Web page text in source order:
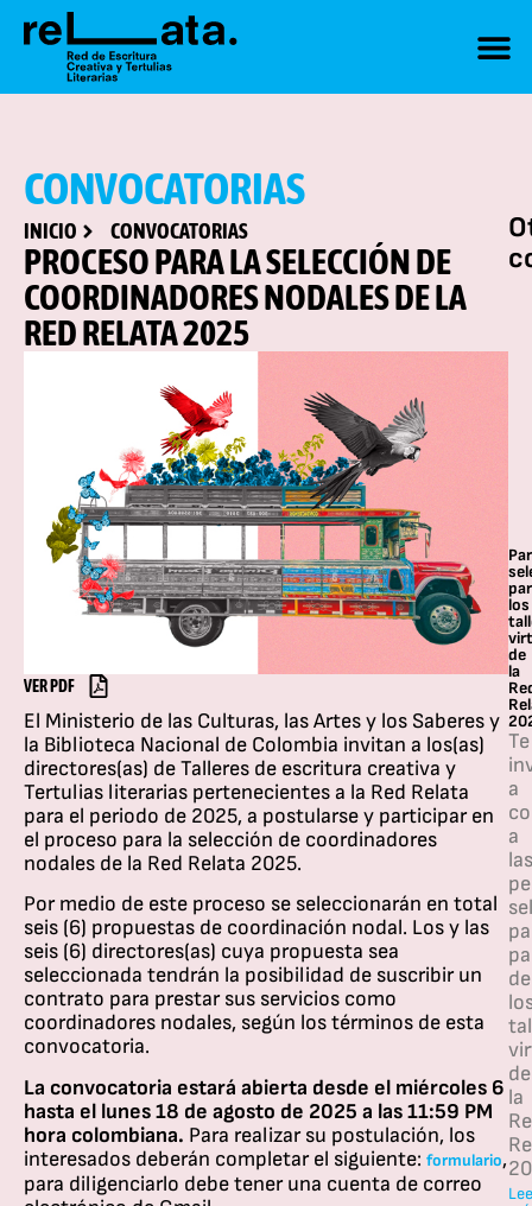
CONVOCATORIAS
INICIO CONVOCATORIAS
PROCESO PARA LA SELECCIÓN DE
COORDINADORES NODALES DE LA
RED RELATA 2025
VER PDF
El Ministerio de las Culturas, las Artes y los Saberes y
la Biblioteca Nacional de Colombia invitan a los(as)
directores(as) de Talleres de escritura creativa y
Tertulias literarias pertenecientes a la Red Relata
para el periodo de 2025, a postularse y participar en
el proceso para la selección de coordinadores
nodales de la Red Relata 2025.
Por medio de este proceso se seleccionarán en total
seis (6) propuestas de coordinación nodal. Los y las
seis (6) directores(as) cuya propuesta sea
seleccionada tendrán la posibilidad de suscribir un
contrato para prestar sus servicios como
coordinadores nodales, según los términos de esta
convocatoria.
La convocatoria estará abierta desde el miércoles 6
hasta el lunes 18 de agosto de 2025 a las 11:59 PM
hora colombiana. Para realizar su postulación, los
interesados deberán completar el siguiente: formulario,
para diligenciarlo debe tener una cuenta de correo
los
de
la
Te
a
a
las
de
de
la